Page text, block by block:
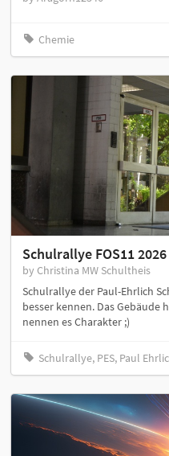
Chemie
Schulrallye FOS11 2026
by Christina MW Schultheis
Schulrallye der Paul-Ehrlich
besser kennen. Das Gebäude
nennen es Charakter ;)
Schulrallye, PES, Paul